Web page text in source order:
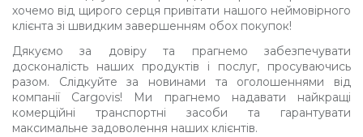
хочемо від щирого серця привітати нашого неймовірного
клієнта зі швидким завершенням обох покупок!
Дякуємо за довіру та прагнемо забезпечувати
досконалість наших продуктів і послуг, просуваючись
разом. Слідкуйте за новинами та оголошеннями від
компанії Cargovis! Ми прагнемо надавати найкращі
комерційні транспортні засоби та гарантувати
максимальне задоволення наших клієнтів.